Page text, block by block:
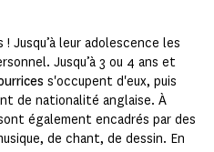
Jusqu’à leur adolescence les
Jusqu’à 3 ou 4 ans et
s'occupent d'eux, puis
de nationalité anglaise. À
également encadrés par des
de chant, de dessin. En